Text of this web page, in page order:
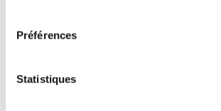
Préférences
Statistiques